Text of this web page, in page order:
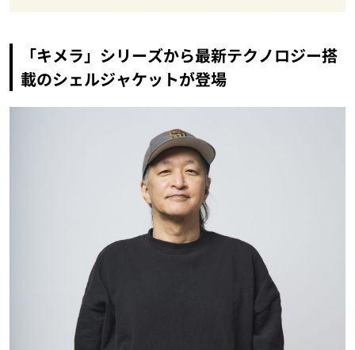
「キメラ」シリーズから最新テクノロジー搭
載のシェルジャケットが登場